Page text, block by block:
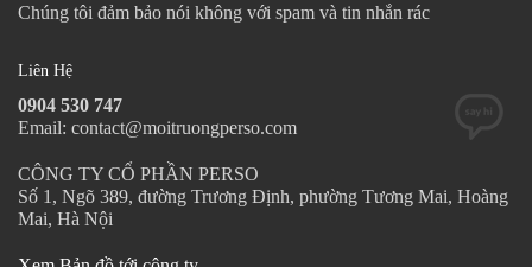
Chúng tôi đảm bảo nói không với spam và tin nhắn rác
Liên Hệ
0904 530 747
Email: contact@moitruongperso.com
CÔNG TY CỔ PHẦN PERSO
Số 1, Ngõ 389, đường Trương Định, phường Tương Mai, Hoàng
Mai, Hà Nội